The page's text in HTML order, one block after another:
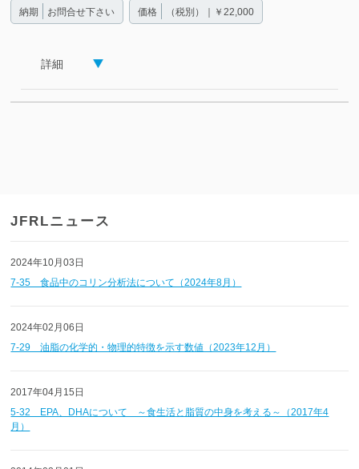
納期 お問合せ下さい 価格 （税別）｜￥22,000
詳細
JFRLニュース
2024年10月03日
7-35 食品中のコリン分析法について（2024年8月）
2024年02月06日
7-29 油脂の化学的・物理的特徴を示す数値（2023年12月）
2017年04月15日
5-32 EPA、DHAについて ～食生活と脂質の中身を考える～（2017年4
月）